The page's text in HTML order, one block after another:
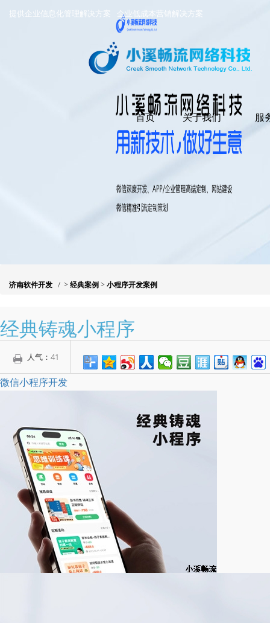
提供企业信息化管理解决方案 企业低成本营销解决方案
首页 关于我们 服
济南软件开发 / > 经典案例> 小程序开发案例
经典铸魂小程序
人气： 41
微信小程序开发